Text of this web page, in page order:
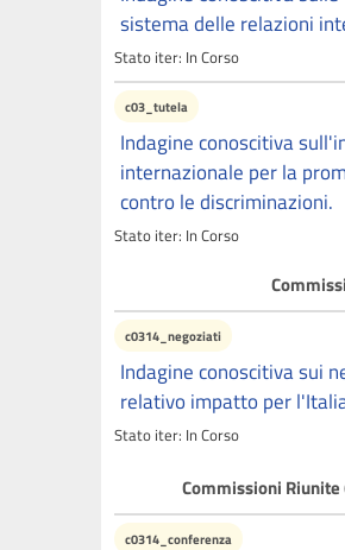
sistema delle relazioni
Stato iter: In Corso
c03_tutela
Indagine conoscitiva
internazionale per la
contro le discriminazioni.
Stato iter: In Corso
c0314_negoziati
Indagine conoscitiva sui
relativo impatto per
Stato iter: In Corso
Commissioni Riunite
c0314_conferenza